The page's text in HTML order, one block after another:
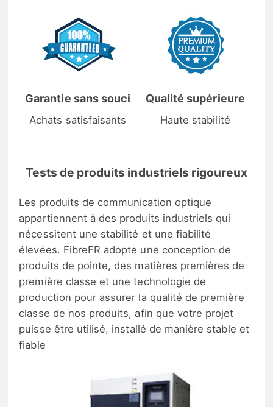
Garantie sans souci
Achats satisfaisants
Qualité supérieure
Haute stabilité
Tests de produits industriels rigoureux
Les produits de communication optique
appartiennent à des produits industriels qui
nécessitent une stabilité et une fiabilité
élevées. FibreFR adopte une conception de
produits de pointe, des matières premières de
première classe et une technologie de
production pour assurer la qualité de première
classe de nos produits, afin que votre projet
puisse être utilisé, installé de manière stable et
fiable